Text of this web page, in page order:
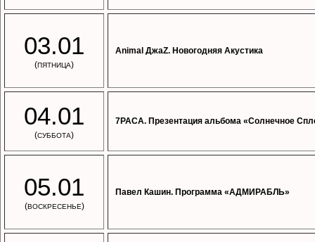
03.01
(ПЯТНИЦА)
Animal ДжаZ. Новогодняя Акустика
04.01
(СУББОТА)
7РАСА. Презентация альбома «Солнечное
05.01
(ВОСКРЕСЕНЬЕ)
Павел Кашин. Программа «АДМИРАБЛЬ»